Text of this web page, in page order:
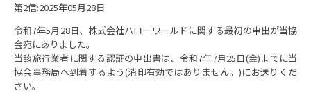
第2信:2025年05月28日
令和7年5月28日、株式会社ハローワールドに関する最初の申出が当協
会宛にありました。
当該旅行業者に関する認証の申出書は、令和7年7月25日(金)までに当
協会事務局へ到着するよう(消印有効ではありません。)にお送りくだ
さい。